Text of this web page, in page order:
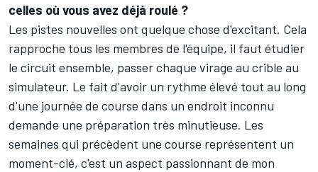
celles où vous avez déjà roulé ?
Les pistes nouvelles ont quelque chose d'excitant. Cela
rapproche tous les membres de l'équipe, il faut étudier
le circuit ensemble, passer chaque virage au crible au
simulateur. Le fait d'avoir un rythme élevé tout au long
d'une journée de course dans un endroit inconnu
demande une préparation très minutieuse. Les
semaines qui précèdent une course représentent un
moment-clé, c'est un aspect passionnant de mon